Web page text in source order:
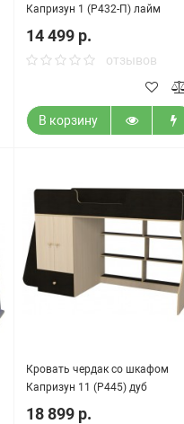
Капризун 1 (Р432-П) лайм
14 499 р.
отзывов
В корзину
Кровать чердак со шкафом
Капризун 11 (Р445) дуб
миланский
18 899 р.